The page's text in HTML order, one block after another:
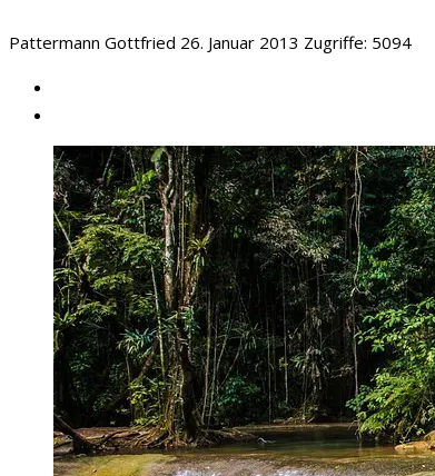
Pattermann Gottfried 26. Januar 2013 Zugriffe: 5094